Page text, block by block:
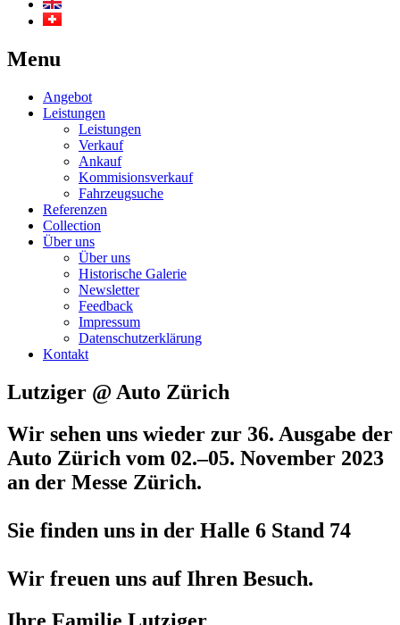
Menu
Angebot
Leistungen
Leistungen
Verkauf
Ankauf
Kommisionsverkauf
Fahrzeugsuche
Referenzen
Collection
Über uns
Über uns
Historische Galerie
Newsletter
Feedback
Impressum
Datenschutzerklärung
Kontakt
Lutziger @ Auto Zürich
Wir sehen uns wieder zur 36. Ausgabe der
Auto Zürich vom 02.–05. November 2023
an der Messe Zürich.
Sie finden uns in der Halle 6 Stand 74
Wir freuen uns auf Ihren Besuch.
Ihre Familie Lutziger